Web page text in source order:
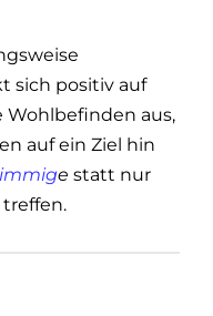
sich positiv auf
Wohlbefinden aus,
auf ein Ziel hin
e statt nur